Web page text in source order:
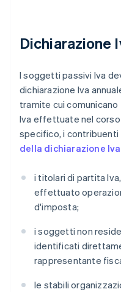
Dichiarazione
I soggetti passivi Iva
dichiarazione Iva
tramite cui
Iva effettuate nel
specifico, i contribuenti
della dichiarazione Iva
i titolari di partita
effettuato
d'imposta;
i soggetti non
identificati
rappresentante
le stabili